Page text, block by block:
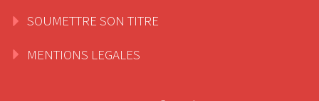
SOUMETTRE SON TITRE
MENTIONS LEGALES